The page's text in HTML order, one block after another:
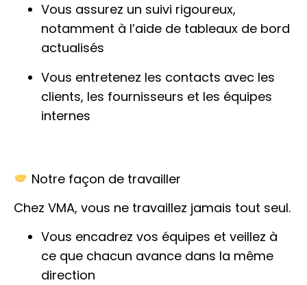
Vous assurez un suivi rigoureux,
notamment à l’aide de tableaux de bord
actualisés
Vous entretenez les contacts avec les
clients, les fournisseurs et les équipes
internes
Notre façon de travailler
Chez VMA, vous ne travaillez jamais tout seul.
Vous encadrez vos équipes et veillez à
ce que chacun avance dans la même
direction